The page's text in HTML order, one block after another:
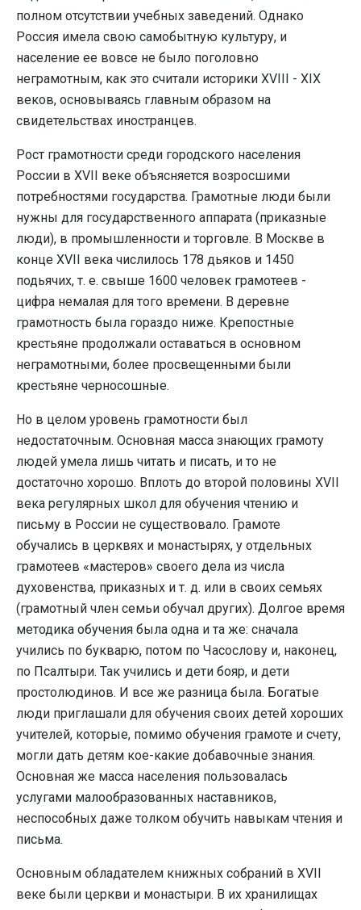
полном отсутствии учебных заведений. Однако
Россия имела свою самобытную культуру, и
население ее вовсе не было поголовно
неграмотным, как это считали историки XVIII - XIX
веков, основываясь главным образом на
свидетельствах иностранцев.
Рост грамотности среди городского населения
России в XVII веке объясняется возросшими
потребностями государства. Грамотные люди были
нужны для государственного аппарата (приказные
люди), в промышленности и торговле. В Москве в
конце XVII века числилось 178 дьяков и 1450
подьячих, т. е. свыше 1600 человек грамотеев -
цифра немалая для того времени. В деревне
грамотность была гораздо ниже. Крепостные
крестьяне продолжали оставаться в основном
неграмотными, более просвещенными были
крестьяне черносошные.
Но в целом уровень грамотности был
недостаточным. Основная масса знающих грамоту
людей умела лишь читать и писать, и то не
достаточно хорошо. Вплоть до второй половины XVII
века регулярных школ для обучения чтению и
письму в России не существовало. Грамоте
обучались в церквях и монастырях, у отдельных
грамотеев «мастеров» своего дела из числа
духовенства, приказных и т. д. или в своих семьях
(грамотный член семьи обучал других). Долгое время
методика обучения была одна и та же: сначала
учились по букварю, потом по Часослову и, наконец,
по Псалтыри. Так учились и дети бояр, и дети
простолюдинов. И все же разница была. Богатые
люди приглашали для обучения своих детей хороших
учителей, которые, помимо обучения грамоте и счету,
могли дать детям кое-какие добавочные знания.
Основная же масса населения пользовалась
услугами малообразованных наставников,
неспособных даже толком обучить навыкам чтения и
письма.
Основным обладателем книжных собраний в XVII
веке были церкви и монастыри. В их хранилищах